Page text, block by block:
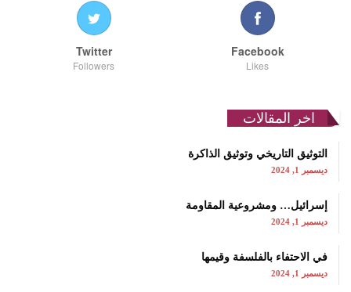
Facebook
Likes
Twitter
Followers
اخر المقالات
التوثيق التاريخي وتوثيق الذاكرة
ديسمبر 1, 2024
إسرائيل… ومشروعية المقاومة
ديسمبر 1, 2024
في الاحتفاء بالفلسفة وقيمها
ديسمبر 1, 2024